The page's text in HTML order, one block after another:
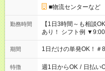
■物流センターなど
勤務時間
【1日3時間～も相談
あり！ シフト例
▼18:00～21:00
期間 1日だけの単発OK！
特徴 週1日からOK / 日払い